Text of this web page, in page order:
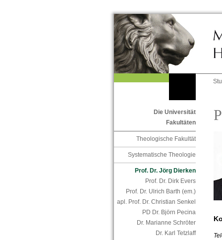
Die Universität
Fakultäten
Theologische Fakultät
Systematische Theologie
Prof. Dr. Jörg Dierken
Prof. Dr. Dirk Evers
Prof. Dr. Ulrich Barth (em.)
apl. Prof. Dr. Christian Senkel
PD Dr. Björn Pecina
Dr. Marianne Schröter
Dr. Karl Tetzlaff